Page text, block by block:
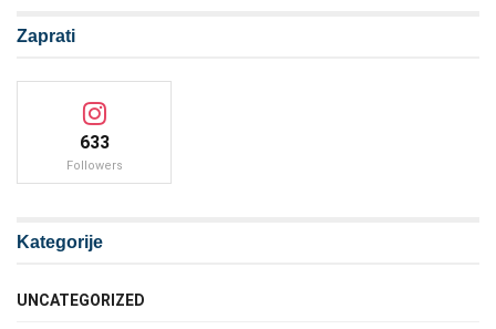
Zaprati
633
Followers
Kategorije
UNCATEGORIZED